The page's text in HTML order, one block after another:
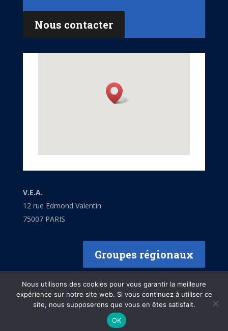
Nous contacter
V.E.A.
12 rue Edmond Valentin
75007 PARIS
Groupes régionaux
Mentions légales
Nous utilisons des cookies pour vous garantir la meilleure
expérience sur notre site web. Si vous continuez à utiliser ce
site, nous supposerons que vous en êtes satisfait.
OK